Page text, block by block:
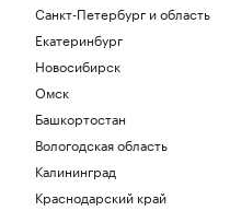
более
Санкт-Петербург и область
Екатеринбург
Новосибирск
Омск
Башкортостан
Вологодская область
Калининград
Краснодарский край